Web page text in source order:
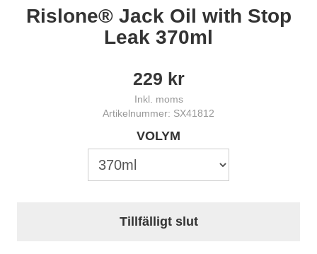
Rislone® Jack Oil with Stop
Leak 370ml
229 kr
Inkl. moms
Artikelnummer: SX41812
VOLYM
Tillfälligt slut